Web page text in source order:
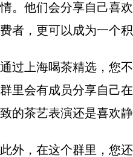
情。他们会分享自己喜
费者，更可以成为一个
通过上海喝茶精选，您
群里会有成员分享自己
致的茶艺表演还是喜欢
此外，在这个群里，您